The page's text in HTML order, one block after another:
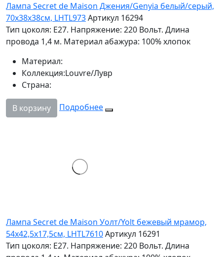
Лампа Secret de Maison Джения/Genyia белый/серый,
70х38х38см, LHTL973Артикул 16294
Тип цоколя: Е27. Напряжение: 220 Вольт. Длина
провода 1,4 м. Материал абажура: 100% хлопок
Материал:
Коллекция:Louvre/Лувр
Страна:
В корзину Подробнее
Лампа Secret de Maison Уолт/Yolt бежевый мрамор,
54х42,5х17,5см, LHTL7610Артикул 16291
Тип цоколя: Е27. Напряжение: 220 Вольт. Длина